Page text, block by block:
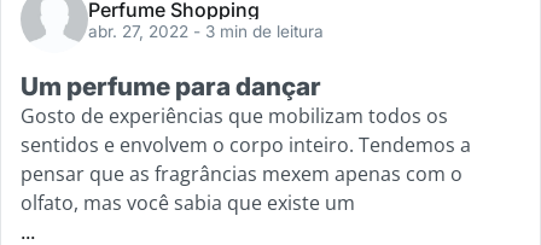
Perfume Shopping
abr. 27, 2022 - 3 min de leitura
Um perfume para dançar
Gosto de experiências que mobilizam todos os
sentidos e envolvem o corpo inteiro. Tendemos a
pensar que as fragrâncias mexem apenas com o
olfato, mas você sabia que existe um
...